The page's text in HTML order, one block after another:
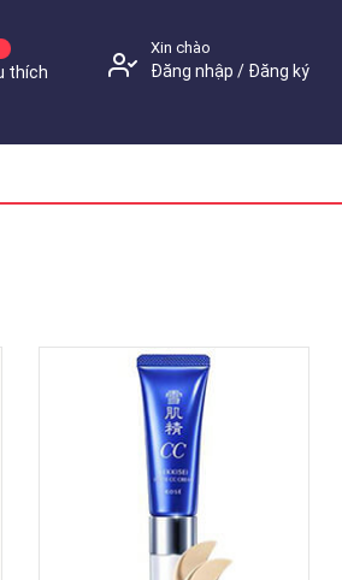
thích
Xin chào
Đăng nhập Đăng ký